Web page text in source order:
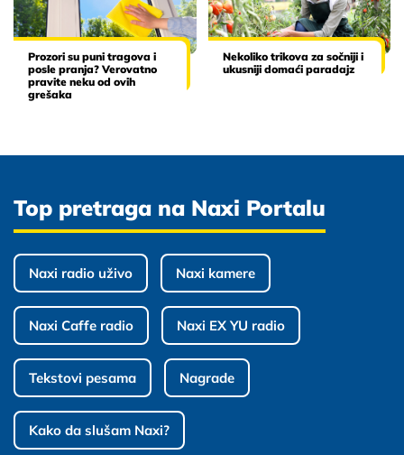
Prozori su puni tragova i
posle pranja? Verovatno
pravite neku od ovih
grešaka
Nekoliko trikova za sočniji i
ukusniji domaći paradajz
Top pretraga na Naxi Portalu
Naxi radio uživo Naxi kamere
Naxi Caffe radio Naxi EX YU radio
Tekstovi pesama Nagrade
Kako da slušam Naxi?